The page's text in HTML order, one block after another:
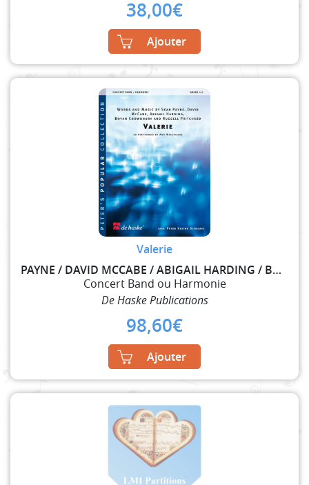
38,00€
Ajouter
Valerie
PAYNE / DAVID MCCABE / ABIGAIL HARDING / BOYAN CHO
Concert Band ou Harmonie
De Haske Publications
98,60€
Ajouter